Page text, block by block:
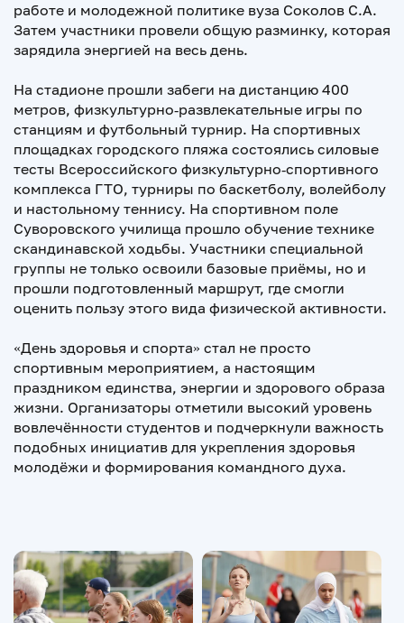
работе и молодежной политике вуза Соколов С.А.
Затем участники провели общую разминку, которая
зарядила энергией на весь день.
На стадионе прошли забеги на дистанцию 400
метров, физкультурно‑развлекательные игры по
станциям и футбольный турнир. На спортивных
площадках городского пляжа состоялись силовые
тесты Всероссийского физкультурно‑спортивного
комплекса ГТО, турниры по баскетболу, волейболу
и настольному теннису. На спортивном поле
Суворовского училища прошло обучение технике
скандинавской ходьбы. Участники специальной
группы не только освоили базовые приёмы, но и
прошли подготовленный маршрут, где смогли
оценить пользу этого вида физической активности.
«День здоровья и спорта» стал не просто
спортивным мероприятием, а настоящим
праздником единства, энергии и здорового образа
жизни. Организаторы отметили высокий уровень
вовлечённости студентов и подчеркнули важность
подобных инициатив для укрепления здоровья
молодёжи и формирования командного духа.